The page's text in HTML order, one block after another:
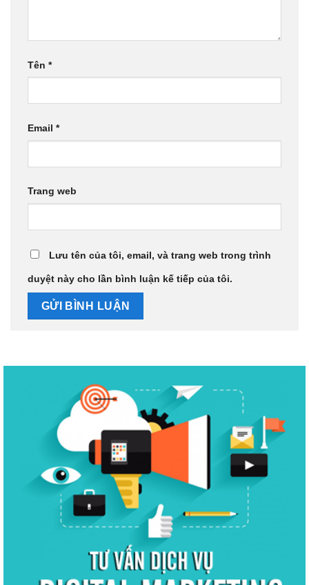
Tên *
Email *
Trang web
Lưu tên của tôi, email, và trang web trong trình
duyệt này cho lần bình luận kế tiếp của tôi.